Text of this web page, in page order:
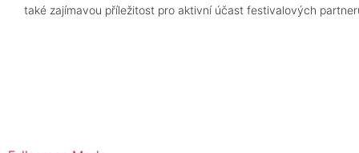
také zajímavou příležitost pro aktivní účast festivalových